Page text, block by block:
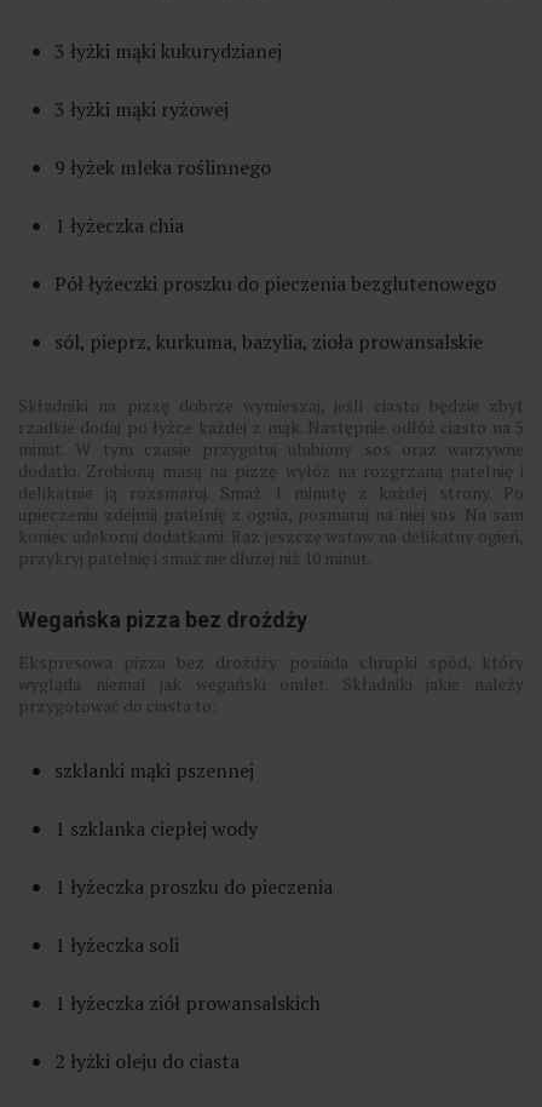
3 łyżki mąki kukurydzianej
3 łyżki mąki ryżowej
9 łyżek mleka roślinnego
1 łyżeczka chia
Pół łyżeczki proszku do pieczenia bezglutenowego
sól, pieprz, kurkuma, bazylia, zioła prowansalskie
Składniki na pizzę dobrze wymieszaj, jeśli ciasto będzie zbyt
rzadkie dodaj po łyżce każdej z mąk. Następnie odłóż ciasto na 5
minut. W tym czasie przygotuj ulubiony sos oraz warzywne
dodatki. Zrobioną masą na pizzę wyłóż na rozgrzaną patelnię i
delikatnie ją rozsmaruj. Smaż 1 minutę z każdej strony. Po
upieczeniu zdejmij patelnię z ognia, posmaruj na niej sos. Na sam
koniec udekoruj dodatkami. Raz jeszcze wstaw na delikatny ogień,
przykryj patelnię i smaż nie dłużej niż 10 minut.
Wegańska pizza bez drożdży
Ekspresowa pizza bez drożdży posiada chrupki spód, który
wygląda niemal jak wegański omlet. Składniki jakie należy
przygotować do ciasta to:
szklanki mąki pszennej
1 szklanka ciepłej wody
1 łyżeczka proszku do pieczenia
1 łyżeczka soli
1 łyżeczka ziół prowansalskich
2 łyżki oleju do ciasta